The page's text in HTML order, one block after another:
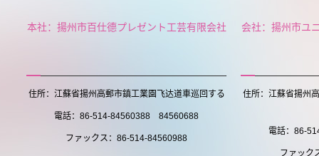
本社：揚州市百仕德プレゼント工芸有限会社
住所：江蘇省揚州高郵市鎮工業園飞达道車巡回する
電話：86-514-84560388 84560688
ファックス：86-514-84560988
会社：揚州市ユ
住所：江蘇省揚州
電話：86-
ファック